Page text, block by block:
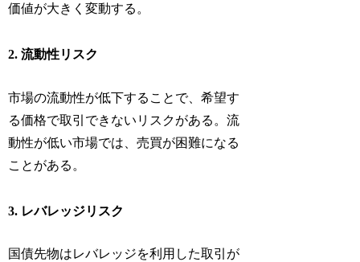
価値が大きく変動する。
2. 流動性リスク
市場の流動性が低下することで、希望す
る価格で取引できないリスクがある。流
動性が低い市場では、売買が困難になる
ことがある。
3. レバレッジリスク
国債先物はレバレッジを利用した取引が